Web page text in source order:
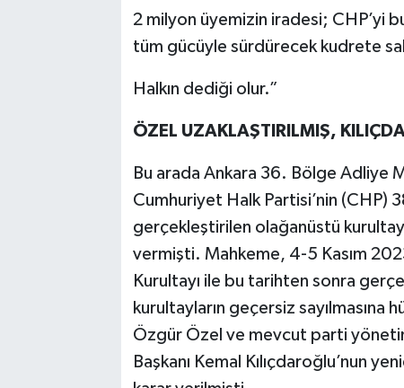
2 milyon üyemizin iradesi; CHP’yi
tüm gücüyle sürdürecek kudrete
Halkın dediği olur.”
ÖZEL UZAKLAŞTIRILMIŞ,
Bu arada Ankara 36. Bölge Adliye
Cumhuriyet Halk Partisi’nin (CHP)
gerçekleştirilen olağanüstü
vermişti. Mahkeme, 4-5 Kasım
Kurultayı ile bu tarihten sonra
kurultayların geçersiz sayılmasına
Özgür Özel ve mevcut parti
Başkanı Kemal Kılıçdaroğlu’nun